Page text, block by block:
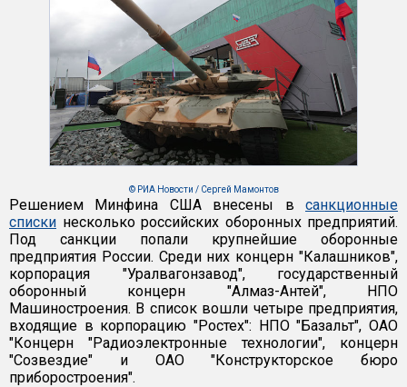
© РИА Новости / Сергей Мамонтов
Решением Минфина США внесены в санкционные
списки несколько российских оборонных предприятий.
Под санкции попали крупнейшие оборонные
предприятия России. Среди них концерн "Калашников",
корпорация "Уралвагонзавод", государственный
оборонный концерн "Алмаз-Антей", НПО
Машиностроения. В список вошли четыре предприятия,
входящие в корпорацию "Ростех": НПО "Базальт", ОАО
"Концерн "Радиоэлектронные технологии", концерн
"Созвездие" и ОАО "Конструкторское бюро
приборостроения".